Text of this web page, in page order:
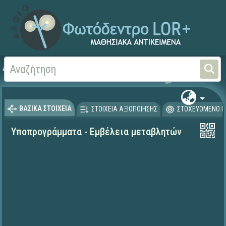
Αρχική
ΒΑΣΙΚΑ ΣΤΟΙΧΕΙΑ ΣΤΟΙΧΕΙΑ ΑΞΙΟΠΟΙΗΣΗΣ ΣΤΟΧΕΥΟΜΕΝΟ
Υποπρογράμματα - Εμβέλεια μεταβλητών